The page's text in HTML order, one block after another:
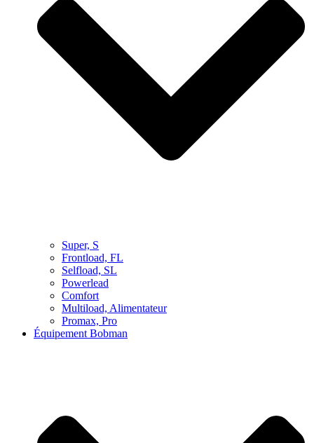
Super, S
Frontload, FL
Selfload, SL
Powerlead
Comfort
Multiload, Alimentateur
Promax, Pro
Équipement Bobman